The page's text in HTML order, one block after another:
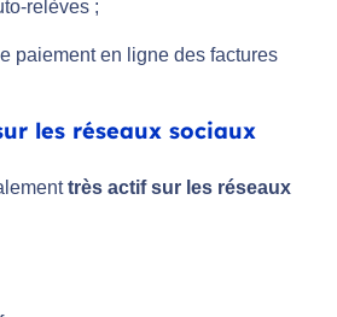
relèves ;
paiement en ligne des factures
les réseaux sociaux
très actif sur les réseaux